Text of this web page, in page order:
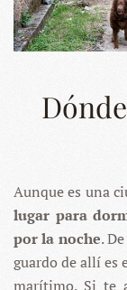
Aunque es una
lugar para
por la noche.
guardo de allí es
marítimo. Si te